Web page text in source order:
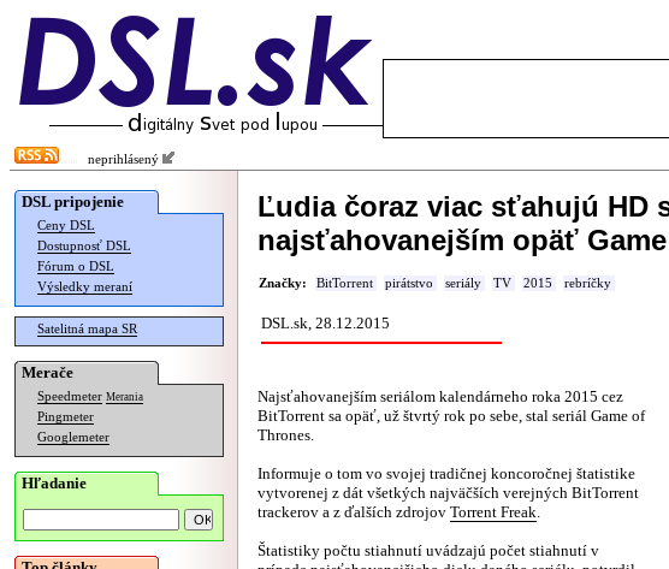
neprihlásený
DSL pripojenie
Ceny DSL
Dostupnosť DSL
Fórum o DSL
Výsledky meraní
Satelitná mapa SR
Merače
Speedmeter Merania
Pingmeter
Googlemeter
Hľadanie
Ľudia čoraz viac sťahujú HD
najsťahovanejším opäť
Značky: BitTorrent pirátstvo seriály TV 2015 rebríčky
DSL.sk, 28.12.2015
Najsťahovanejším seriálom kalendárneho roka 2015 cez
BitTorrent sa opäť, už štvrtý rok po sebe, stal seriál Game of
Thrones.
Informuje o tom vo svojej tradičnej koncoročnej štatistike
vytvorenej z dát všetkých najväčších verejných BitTorrent
trackerov a z ďalších zdrojov Torrent Freak.
Štatistiky počtu stiahnutí uvádzajú počet stiahnutí v